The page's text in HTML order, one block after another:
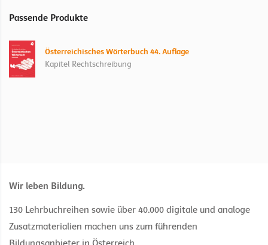
Passende Produkte
Österreichisches Wörterbuch 44. Auflage
Kapitel Rechtschreibung
Wir leben Bildung.
130 Lehrbuchreihen sowie über 40.000 digitale und analoge
Zusatzmaterialien machen uns zum führenden